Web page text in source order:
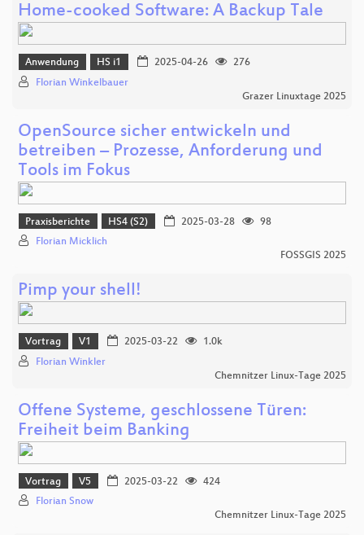
Home-cooked Software: A Backup Tale
Anwendung HS i1 2025-04-26
276
Florian Winkelbauer
Grazer Linuxtage 2025
OpenSource sicher entwickeln und
betreiben – Prozesse, Anforderung und
Tools im Fokus
Praxisberichte HS4 (S2) 2025-03-28
98
Florian Micklich
FOSSGIS 2025
Pimp your shell!
Vortrag V1 2025-03-22
1.0k
Florian Winkler
Chemnitzer Linux-Tage 2025
Offene Systeme, geschlossene Türen:
Freiheit beim Banking
Vortrag V5 2025-03-22
424
Florian Snow
Chemnitzer Linux-Tage 2025